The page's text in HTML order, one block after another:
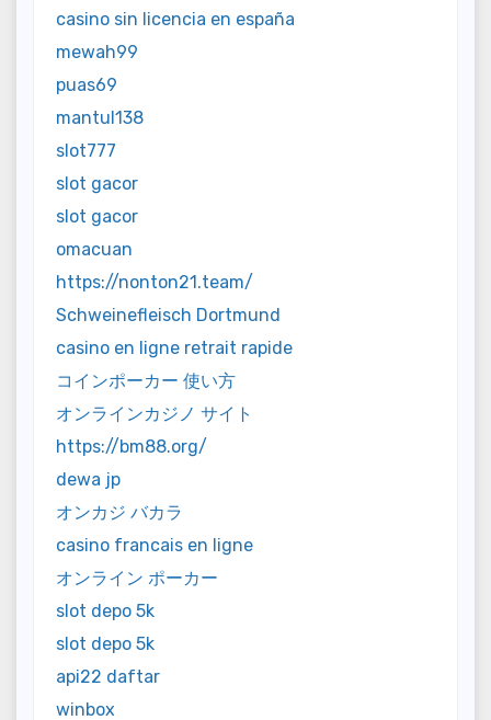
casino sin licencia en españa
mewah99
puas69
mantul138
slot777
slot gacor
slot gacor
omacuan
https://nonton21.team/
Schweinefleisch Dortmund
casino en ligne retrait rapide
コインポーカー 使い方
オンラインカジノ サイト
https://bm88.org/
dewa jp
オンカジ バカラ
casino francais en ligne
オンライン ポーカー
slot depo 5k
slot depo 5k
api22 daftar
winbox